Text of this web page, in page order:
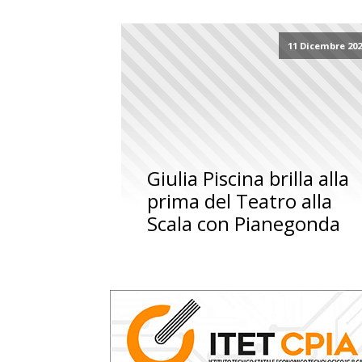
11 Dicembre
Giulia Piscina brilla alla
prima del Teatro alla
Scala con Pianegonda